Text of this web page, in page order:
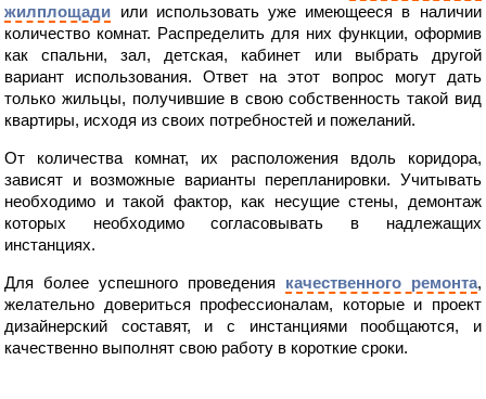
жилплощади или использовать уже имеющееся в наличии
количество комнат. Распределить для них функции, оформив
как спальни, зал, детская, кабинет или выбрать другой
вариант использования. Ответ на этот вопрос могут дать
только жильцы, получившие в свою собственность такой вид
квартиры, исходя из своих потребностей и пожеланий.
От количества комнат, их расположения вдоль коридора,
зависят и возможные варианты перепланировки. Учитывать
необходимо и такой фактор, как несущие стены, демонтаж
которых необходимо согласовывать в надлежащих
инстанциях.
Для более успешного проведения качественного ремонта,
желательно довериться профессионалам, которые и проект
дизайнерский составят, и с инстанциями пообщаются, и
качественно выполнят свою работу в короткие сроки.